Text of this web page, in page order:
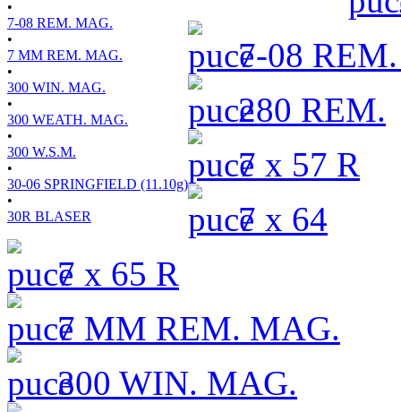
•
7-08 REM. MAG.
•
7 MM REM. MAG.
•
300 WIN. MAG.
•
300 WEATH. MAG.
•
300 W.S.M.
•
30-06 SPRINGFIELD (11.10g)
•
30R BLASER
7-08
280 REM.
7 x 57 R
7 x 64
7 x 65 R
7 MM REM. MAG.
300 WIN. MAG.